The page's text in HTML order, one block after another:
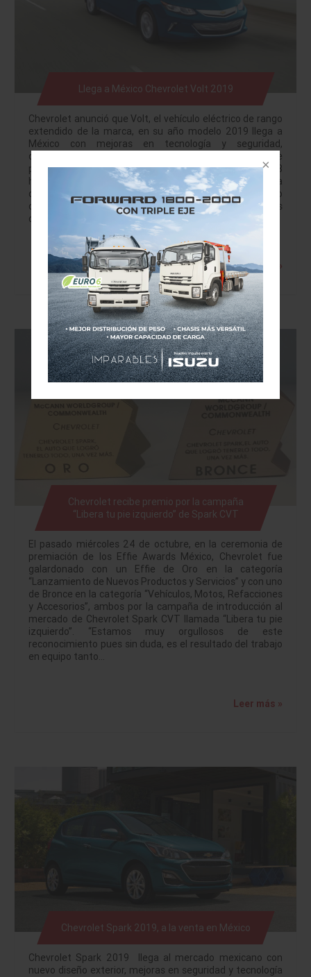
Llega a México Chevrolet Volt 2019
Chevrolet anunció que Volt, el vehículo eléctrico de rango
extendido de la marca, en su año modelo 2019 llega a
México con mejoras en tecnología y seguridad,
destacando un nuevo sistema de carga de 7.2 kW que le
permite recargar energía en su totalidad en tan solo 2.3
horas con el cargador de 240V, al agregar, por cada hora
de carga, aproximadamente el doble del rango de manejo
completamente eléctrico. De esta forma, los
consumidores obtendrán un incremento en la…
Leer más »
Chevrolet recibe premio por la campaña
“Libera tu pie izquierdo” de Spark CVT
El pasado miércoles 24 de octubre, en la ceremonia de
premiación de los Effie Awards México, Chevrolet fue
galardonado con un Effie de Oro en la categoría
“Lanzamiento de Nuevos Productos y Servicios” y con uno
de Bronce en la categoría “Vehículos, Motos, Refacciones
y Accesorios”, ambos por la campaña de introducción al
mercado de Chevrolet Spark CVT llamada “Libera tu pie
izquierdo”. “Estamos muy orgullosos de este
reconocimiento pues sin duda, es el resultado del trabajo
en equipo tanto…
Leer más »
Chevrolet Spark 2019, a la venta en México
Chevrolet Spark 2019 llega al mercado mexicano con
nuevo diseño exterior, mejoras en seguridad y tecnología